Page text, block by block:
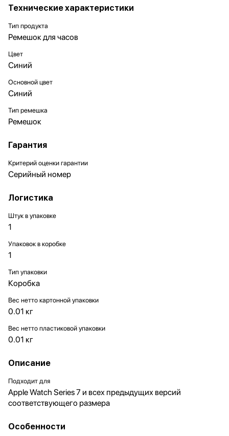
Технические характеристики
Тип продукта
Ремешок для часов
Цвет
Синий
Основной цвет
Синий
Тип ремешка
Ремешок
Гарантия
Критерий оценки гарантии
Серийный номер
Логистика
Штук в упаковке
1
Упаковок в коробке
1
Тип упаковки
Коробка
Вес нетто картонной упаковки
0.01 кг
Вес нетто пластиковой упаковки
0.01 кг
Описание
Подходит для
Apple Watch Series 7 и всех предыдущих версий
соответствующего размера
Особенности